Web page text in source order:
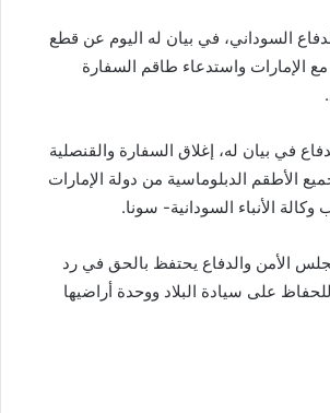
السوداني، في بيان له اليوم عن قطع
مع الإمارات واستدعاء طاقم السفارة
في بيان له، إغلاق السفارة والقنصلية
الأطقم الدبلوماسية من دولة الإمارات
الأنباء السودانية- سونا.
الأمن والدفاع يحتفظ بالحق في رد
على سيادة البلاد ووحدة أراضيها